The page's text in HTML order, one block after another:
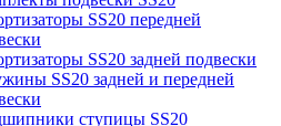
SS20 передней
SS20 задней подвески
SS20 задней и передней
ступицы SS20